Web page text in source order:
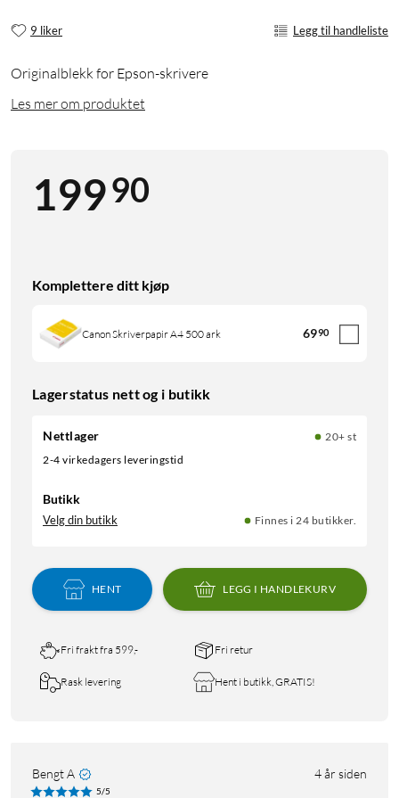
9 liker Legg til handleliste
Originalblekk for Epson-skrivere
Les mer om produktet
19990
Komplettere ditt kjøp
Canon Skriverpapir A4 500 ark 6990
Lagerstatus nett og i butikk
Nettlager
20+ st
2-4 virkedagers leveringstid
Butikk
Velg din butikk Finnes i 24 butikker.
HENT LEGG I HANDLEKURV
Fri frakt fra 599,- Fri retur
Rask levering Hent i butikk, GRATIS!
Bengt A 4 år siden
5/5